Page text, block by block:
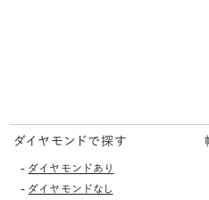
ダイヤモンドで探す
- ダイヤモンドあり
- ダイヤモンドなし